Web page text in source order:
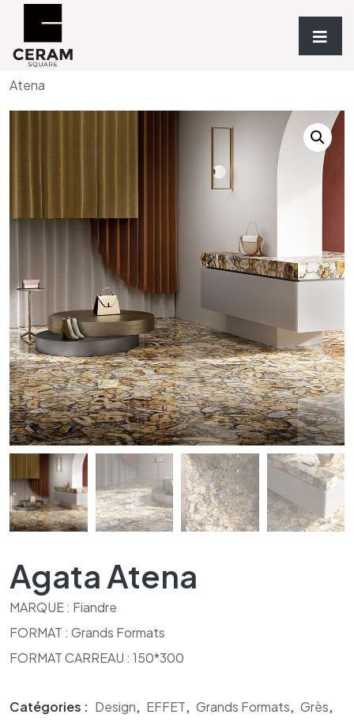
Accueil/Revêtements
/ Agata
Atena
Agata Atena
MARQUE : Fiandre
FORMAT : Grands Formats
FORMAT CARREAU : 150*300
Catégories : Design, EFFET, Grands Formats, Grès,